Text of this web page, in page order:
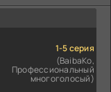
1-5 серия
(BaibaKo,
Профессиональный
многоголосый)